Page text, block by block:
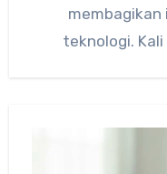
teknologi.